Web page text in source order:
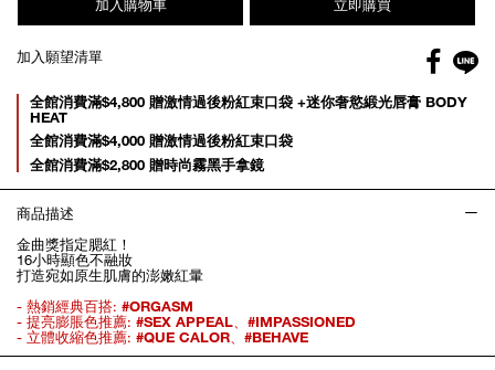
加入購物車 立即購買
加入願望清單
Promotions
全館消費滿$4,800 贈激情過後粉紅束口袋 +迷你奢慾緞光唇膏 BODY
HEAT
全館消費滿$4,000 贈激情過後粉紅束口袋
全館消費滿$2,800 贈時尚霧黑手拿鏡
商品描述
金曲獎指定腮紅！
16小時顯色不融妝
打造宛如原生肌膚的澎嫩紅暈
- 熱銷經典百搭: #ORGASM
- 提亮膨脹色推薦: #SEX APPEAL、 #IMPASSIONED
- 立體收縮色推薦: #QUE CALOR、 #BEHAVE